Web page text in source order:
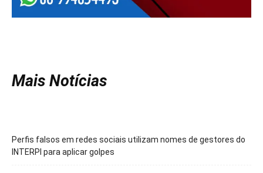
Mais Notícias
Perfis falsos em redes sociais utilizam nomes de gestores do
INTERPI para aplicar golpes